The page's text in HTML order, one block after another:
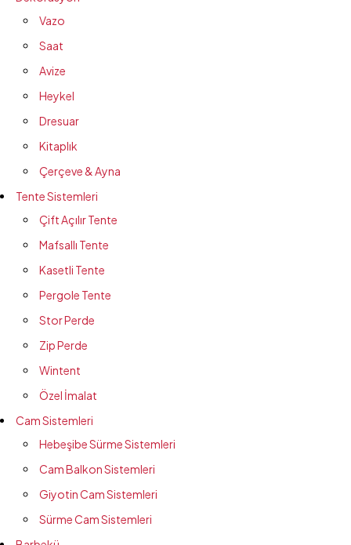
Vazo
Saat
Avize
Heykel
Dresuar
Kitaplık
Çerçeve & Ayna
Tente Sistemleri
Çift Açılır Tente
Mafsallı Tente
Kasetli Tente
Pergole Tente
Stor Perde
Zip Perde
Wintent
Özel İmalat
Cam Sistemleri
Hebeşibe Sürme Sistemleri
Cam Balkon Sistemleri
Giyotin Cam Sistemleri
Sürme Cam Sistemleri